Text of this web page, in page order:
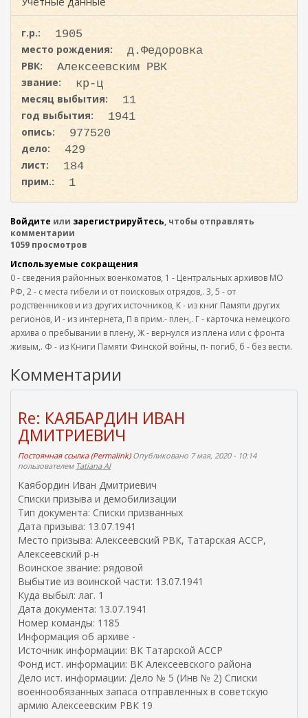
и
г.р.:
1905
место рождения:
д.Федоровка
РВК:
Алексеевским РВК
звание:
кр-ц
месяц выбытия:
11
год выбытия:
1941
опись:
977520
дело:
429
лист:
184
прим.:
1
Войдите или зарегистрируйтесь, чтобы отправлять
комментарии
1059 просмотров
Используемые сокращения
0 - сведения районных военкоматов, 1 - Центральных архивов МО
РФ, 2 - с места гибели и от поисковых отрядов,. 3, 5 - от
родственников и из других источников, К - из книг Памяти других
регионов, И - из интернета, П в прим.- плен,. Г - карточка немецкого
архива о пребывании в плену, Ж - вернулся из плена или с фронта
живым,. Ф - из Книги Памяти Финской войны, п- погиб, б - без вести.
Комментарии
Re: КАЯБАРДИН ИВАН
ДМИТРИЕВИЧ
Постоянная ссылка (Permalink)Опубликовано 7 мая, 2020 - 10:14
пользователем Tatiana Al
Каябордин Иван Дмитриевич
Списки призыва и демобилизации
Тип документа: Списки призванных
Дата призыва: 13.07.1941
Место призыва: Алексеевский РВК, Татарская АССР,
Алексеевский р-н
Воинское звание: рядовой
Выбытие из воинской части: 13.07.1941
Куда выбыл: лаг. 1
Дата документа: 13.07.1941
Номер команды: 1185
Информация об архиве -
Источник информации: ВК Татарской АССР
Фонд ист. информации: ВК Алексеевского района
Дело ист. информации: Дело № 5 (Инв № 2) Списки
военнообязанных запаса отправленных в советскую
армию Алексеевским РВК 19